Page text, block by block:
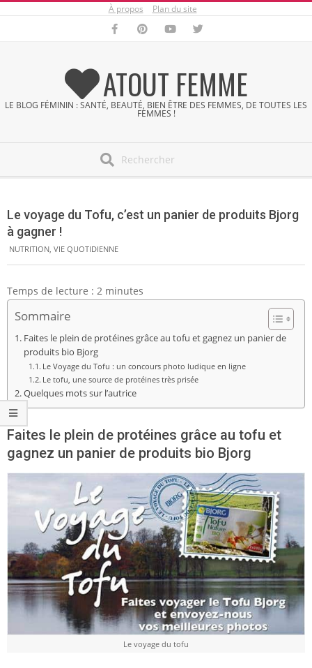
À propos Plan du site
ATOUT FEMME
LE BLOG FÉMININ : SANTÉ, BEAUTÉ, BIEN ÊTRE DES FEMMES, DE TOUTES LES
FEMMES !
Menu
Le voyage du Tofu, c’est un panier de produits Bjorg
à gagner !
NUTRITION VIE QUOTIDIENNE
Temps de lecture : 2 minutes
Sommaire
Faites le plein de protéines grâce au tofu et gagnez un panier de
produits bio Bjorg
Le Voyage du Tofu : un concours photo ludique en ligne
Le tofu, une source de protéines très prisée
Quelques mots sur l’autrice
Faites le plein de protéines grâce au tofu et
gagnez un panier de produits bio Bjorg
Le voyage du tofu